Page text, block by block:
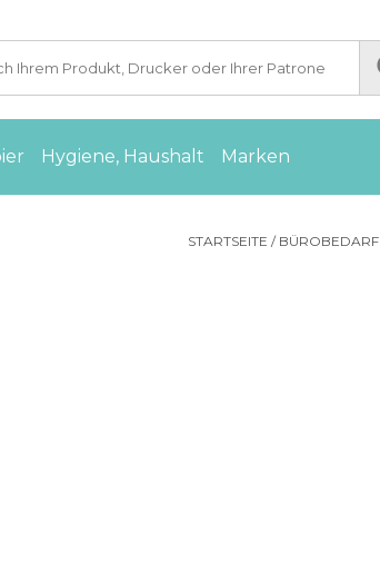
Hygiene, Haushalt Marken
STARTSEITE / BÜROBEDARF